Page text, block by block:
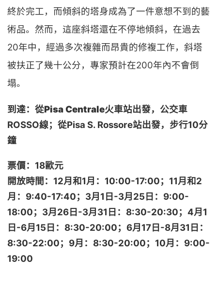
終於完工，而傾斜的塔身成為了一件意想不到的藝
術品。然而，這座斜塔還在不停地傾斜，在過去
20年中，經過多次複雜而昂貴的修複工作，斜塔
被扶正了幾十公分，專家預計在200年內不會倒
塌。
到達： 從Pisa Centrale火車站出發， 公交車
ROSSO線；從Pisa S. Rossore站出發，步行10分
鐘
票價：18歐元
開放時間： 12月和1月：10:00-17:00； 11月和2
月：9:40-17:40； 3月1日-3月25日：9:00-
18:00； 3月26日-3月31日：8:30-20:30； 4月1
日-6月15日：8:30-20:00； 6月17日-8月31日：
8:30-22:00； 9月：8:30-20:00； 10月：9:00-
19:00